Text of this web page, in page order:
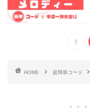
1
HOME 超簡単コード